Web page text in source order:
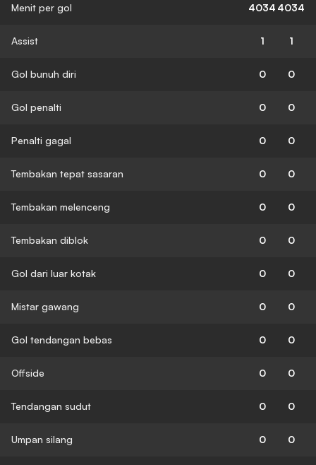
Menit per gol 4034 4034
Assist 1 1
Gol bunuh diri 0 0
Gol penalti 0 0
Penalti gagal 0 0
Tembakan tepat sasaran 0 0
Tembakan melenceng 0 0
Tembakan diblok 0 0
Gol dari luar kotak 0 0
Mistar gawang 0 0
Gol tendangan bebas 0 0
Offside 0 0
Tendangan sudut 0 0
Umpan silang 0 0